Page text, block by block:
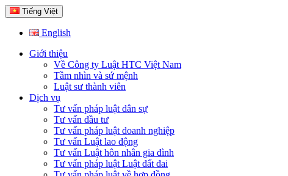
Tiếng Việt
English
Giới thiệu
Về Công ty Luật HTC Việt Nam
Tầm nhìn và sứ mệnh
Luật sư thành viên
Dịch vụ
Tư vấn pháp luật dân sự
Tư vấn đầu tư
Tư vấn pháp luật doanh nghiệp
Tư vấn Luật lao động
Tư vấn Luật hôn nhân gia đình
Tư vấn pháp luật Luật đất đai